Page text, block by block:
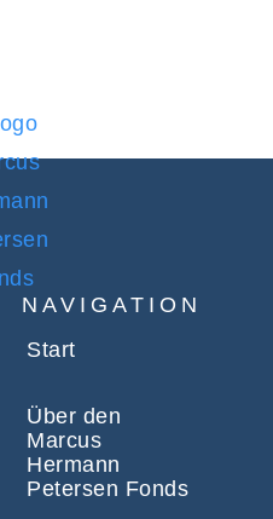
NAVIGATION
Start
Über den
Marcus
Hermann
Petersen Fonds